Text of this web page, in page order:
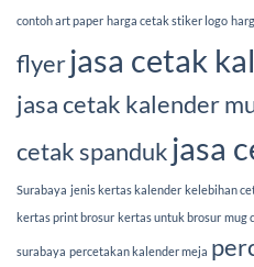
contoh art paper harga cetak stiker logo
flyerjasa cetak
jasa cetak kalender
cetak spanduk jasa
Surabaya jenis kertas kalender kelebihan
kertas print brosur kertas untuk brosur mug
surabaya percetakan kalender meja